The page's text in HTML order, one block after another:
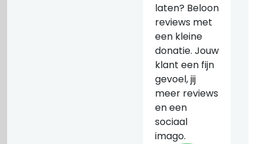
laten? Beloon
reviews met
een kleine
donatie. Jouw
klant een fijn
gevoel, jij
meer reviews
en een
sociaal
imago.